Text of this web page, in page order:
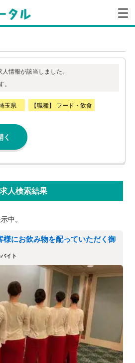
情報が該当しました。
玉県 【職種】 フード・飲食
く
求人検索結果
中。
にお飲み物を配っていただく御
イト